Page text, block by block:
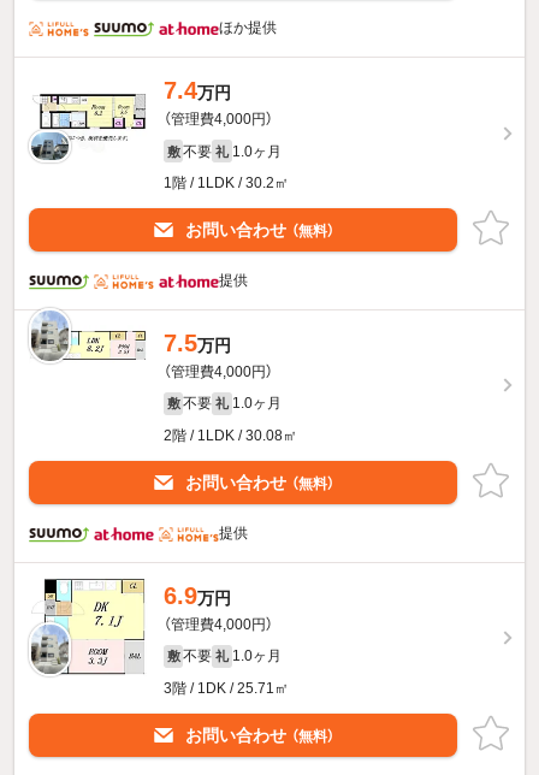
ほか提供
7.4万円
（管理費4,000円）
敷 不要 礼 1.0ヶ月
1階 / 1LDK / 30.2㎡
お問い合わせ （無料）
提供
7.5万円
（管理費4,000円）
敷 不要 礼 1.0ヶ月
2階 / 1LDK / 30.08㎡
お問い合わせ （無料）
提供
6.9万円
（管理費4,000円）
敷 不要 礼 1.0ヶ月
3階 / 1DK / 25.71㎡
お問い合わせ （無料）